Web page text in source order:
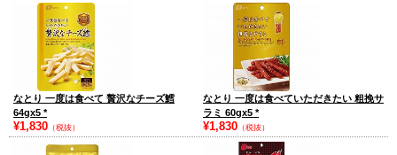
なとり 一度は食べて 贅沢なチーズ鱈
64gx5 *
¥1,830 （税抜）
なとり 一度は食べていただきたい 粗挽サ
ラミ 60gx5 *
¥1,830 （税抜）